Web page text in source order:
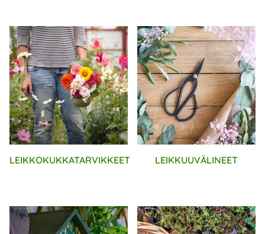
LEIKKOKUKKATARVIKKEET LEIKKUUVÄLINEET